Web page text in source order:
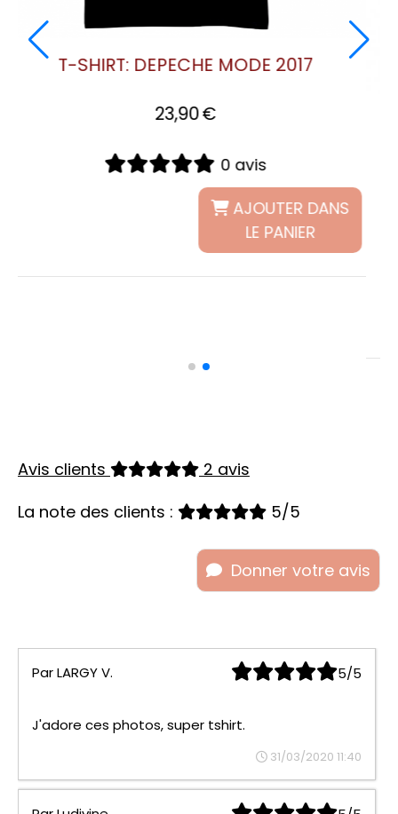
T-SHIRT: DEPECHE
Avis clients
2 avis
La note des clients :
5/5
Donner votre avis
5/5
ParLARGY V.
J'adore ces photos, super tshirt.
31/03/2020 11:40